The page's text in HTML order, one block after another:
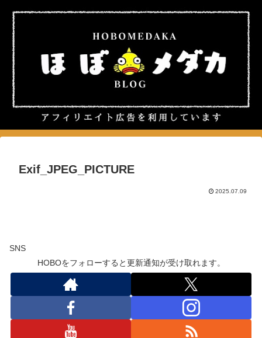
Exif_JPEG_PICTURE
2025.07.09
SNS
HOBOをフォローすると更新通知が受け取れます。